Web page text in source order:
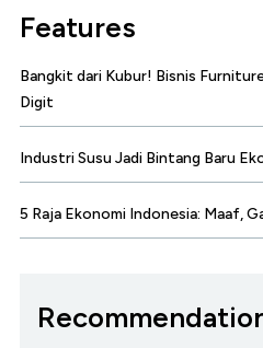
Features
Bangkit dari Kubur! Bisnis
Digit
Industri Susu Jadi Bintang Baru
5 Raja Ekonomi Indonesia: Maaf,